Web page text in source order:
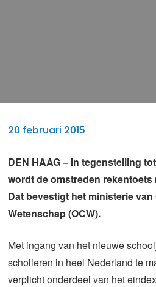
20 februari 2015
DEN HAAG – In tegenstelling
wordt de omstreden
Dat bevestigt het ministerie
Wetenschap (OCW).
Met ingang van het nieuwe
scholieren in heel Nederland te
verplicht onderdeel van het